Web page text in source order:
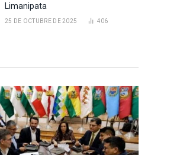
Limanipata
25 DE OCTUBRE DE 2025 406